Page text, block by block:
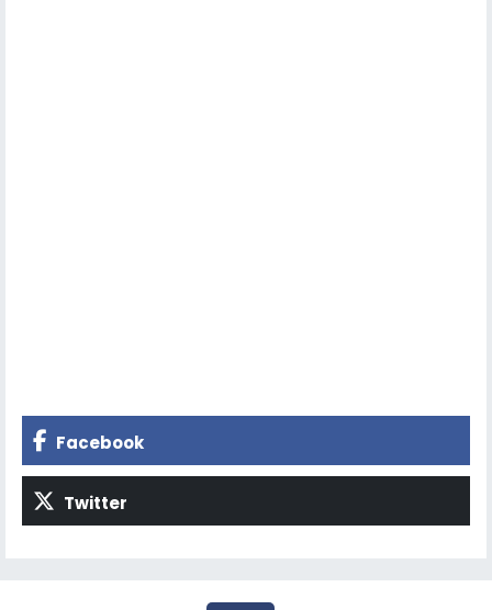
Facebook
Twitter